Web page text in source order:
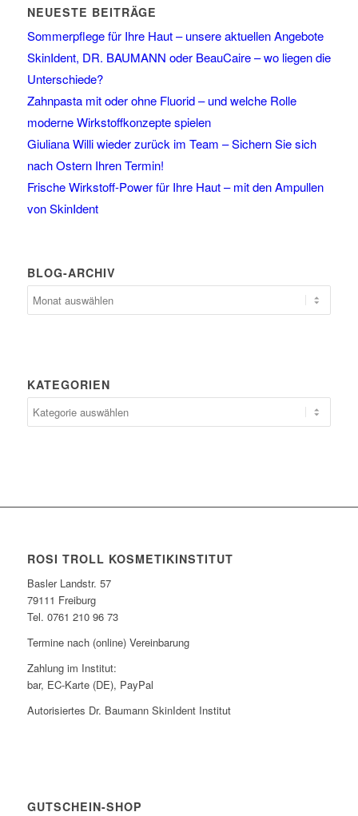
NEUESTE BEITRÄGE
Sommerpflege für Ihre Haut – unsere aktuellen Angebote
SkinIdent, DR. BAUMANN oder BeauCaire – wo liegen die
Unterschiede?
Zahnpasta mit oder ohne Fluorid – und welche Rolle
moderne Wirkstoffkonzepte spielen
Giuliana Willi wieder zurück im Team – Sichern Sie sich
nach Ostern Ihren Termin!
Frische Wirkstoff-Power für Ihre Haut – mit den Ampullen
von SkinIdent
BLOG-ARCHIV
KATEGORIEN
ROSI TROLL KOSMETIKINSTITUT
Basler Landstr. 57
79111 Freiburg
Tel. 0761 210 96 73
Termine nach (online) Vereinbarung
Zahlung im Institut:
bar, EC-Karte (DE), PayPal
Autorisiertes Dr. Baumann SkinIdent Institut
GUTSCHEIN-SHOP